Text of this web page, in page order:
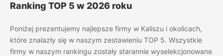
Ranking TOP 5 w 2026 roku
Poniżej prezentujemy najlepsze firmy w Kaliszu i okolicach,
które znalazły się w naszym zestawieniu TOP 5. Wszystkie
firmy w naszym rankingu zostały starannie wyselekcjonowane